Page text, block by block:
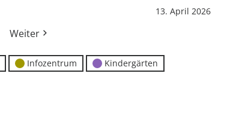
13. April 2026
Weiter
Infozentrum
Kindergärten